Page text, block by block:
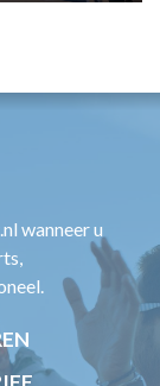
wanneer u